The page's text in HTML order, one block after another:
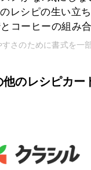
レシピの生い立ち
コーヒーの組み
さのために書式を一
他のレシピカー